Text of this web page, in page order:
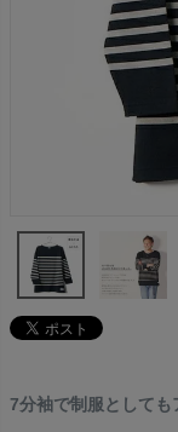
7分袖で制服として